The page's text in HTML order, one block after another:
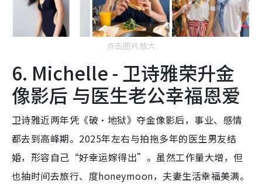
点击图片放大
6. Michelle - 卫诗雅荣升金
像影后 与医生老公幸福恩爱
卫诗雅近两年凭《破·地狱》夺金像影后，事业、感情
都去到高峰期。2025年左右与拍拖多年的医生男友结
婚，形容自己“好幸运嫁得出”。虽然工作量大增，但
也抽时间去旅行、度honeymoon，夫妻生活幸福美满。